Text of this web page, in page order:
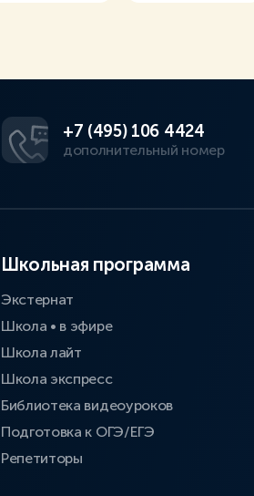
+7 (495) 106 4424
дополнительный номер
Школьная программа
Экстернат
Школа • в эфире
Школа лайт
Школа экспресс
Библиотека видеоуроков
Подготовка к ОГЭ/ЕГЭ
Репетиторы